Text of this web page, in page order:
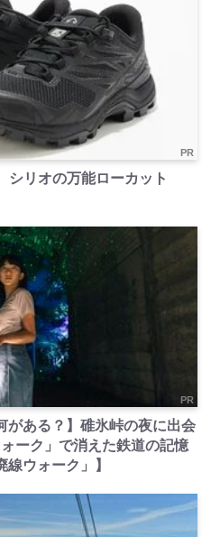
PR
シリオの万能ローカット
PR
がある？】碓氷峠の夜に出会
ーク」で消えた鉄道の記憶
ウォーク」】